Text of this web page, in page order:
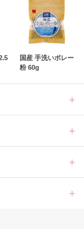
国産 手洗いボレー
粉 60g